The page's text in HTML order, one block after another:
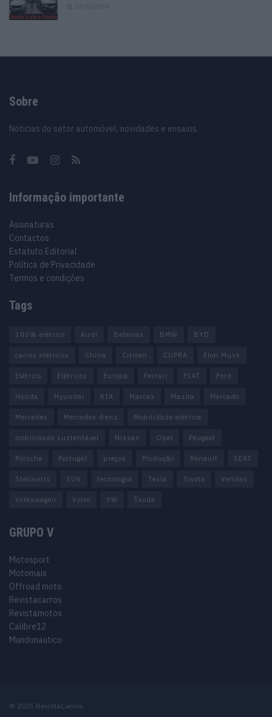
Sobre
Noticias do setor automóvel, novidades e ensaios.
Informação importante
Assinaturas
Contactos
Estatuto Editorial
Política de Privacidade
Termos e condições
Tags
100% elétrico Audi Baterias BMW BYD
carros elétricos China Citröen CUPRA Elon Musk
Elétrico Elétricos Europa Ferrari FIAT Ford
Honda Hyundai KIA Marcas Mazda Mercado
Mercedes Mercedes-Benz Mobilidade elétrica
mobilidade sustentável Nissan Opel Peugeot
Porsche Portugal preços Produção Renault SEAT
Stellantis SUV tecnologia Tesla Toyota Vendas
Volkswagen Volvo VW Škoda
GRUPO V
Motosport
Motomais
Offroad moto
Revistacarros
Revistamotos
Calibre12
Mundonautico
© 2025 RevistaCarros